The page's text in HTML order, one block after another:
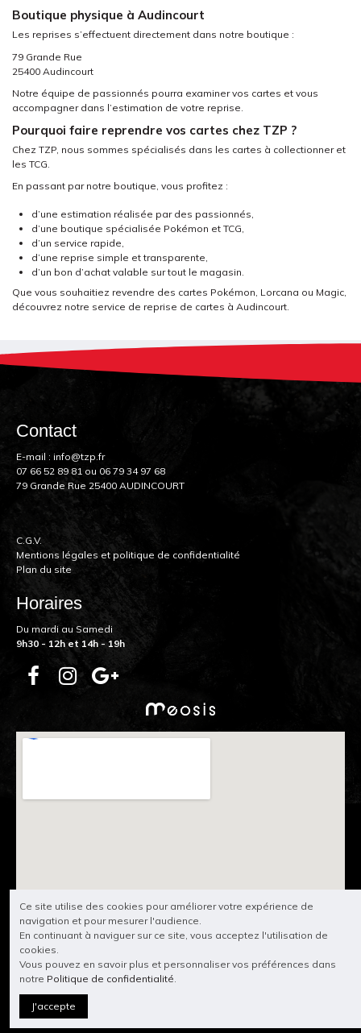
Boutique physique à Audincourt
Les reprises s’effectuent directement dans notre boutique :
79 Grande Rue
25400 Audincourt
Notre équipe de passionnés pourra examiner vos cartes et vous
accompagner dans l’estimation de votre reprise.
Pourquoi faire reprendre vos cartes chez TZP ?
Chez TZP, nous sommes spécialisés dans les cartes à collectionner et
les TCG.
En passant par notre boutique, vous profitez :
d’une estimation réalisée par des passionnés,
d’une boutique spécialisée Pokémon et TCG,
d’un service rapide,
d’une reprise simple et transparente,
d’un bon d’achat valable sur tout le magasin.
Que vous souhaitiez revendre des cartes Pokémon, Lorcana ou Magic,
découvrez notre service de reprise de cartes à Audincourt.
Contact
E-mail : info@tzp.fr
07 66 52 89 81 ou 06 79 34 97 68
79 Grande Rue 25400 AUDINCOURT
C.G.V.
Mentions légales et politique de confidentialité
Plan du site
Horaires
Du mardi au Samedi
9h30 - 12h et 14h - 19h
Ce site utilise des cookies pour améliorer votre expérience de
navigation et pour mesurer l'audience.
En continuant à naviguer sur ce site, vous acceptez l'utilisation de
cookies.
Vous pouvez en savoir plus et personnaliser vos préférences dans
notre Politique de confidentialité.
J'accepte